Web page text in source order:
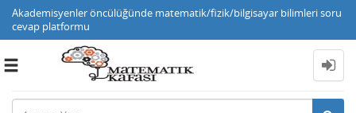
Akademisyenler öncülüğünde matematik/fizik/bilgisayar bilimleri soru
cevap platformu
Toggle